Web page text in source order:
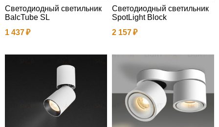
Светодиодный светильник
BalcTube SL
1 437
Светодиодный светильник
SpotLight Block
2 157